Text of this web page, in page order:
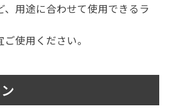
、用途に合わせて使用できるラ
使用ください。